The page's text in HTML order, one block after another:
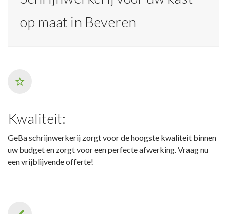
op maat in Beveren
Kwaliteit:
GeBa schrijnwerkerij zorgt voor de hoogste kwaliteit binnen
uw budget en zorgt voor een perfecte afwerking. Vraag nu
een vrijblijvende offerte!